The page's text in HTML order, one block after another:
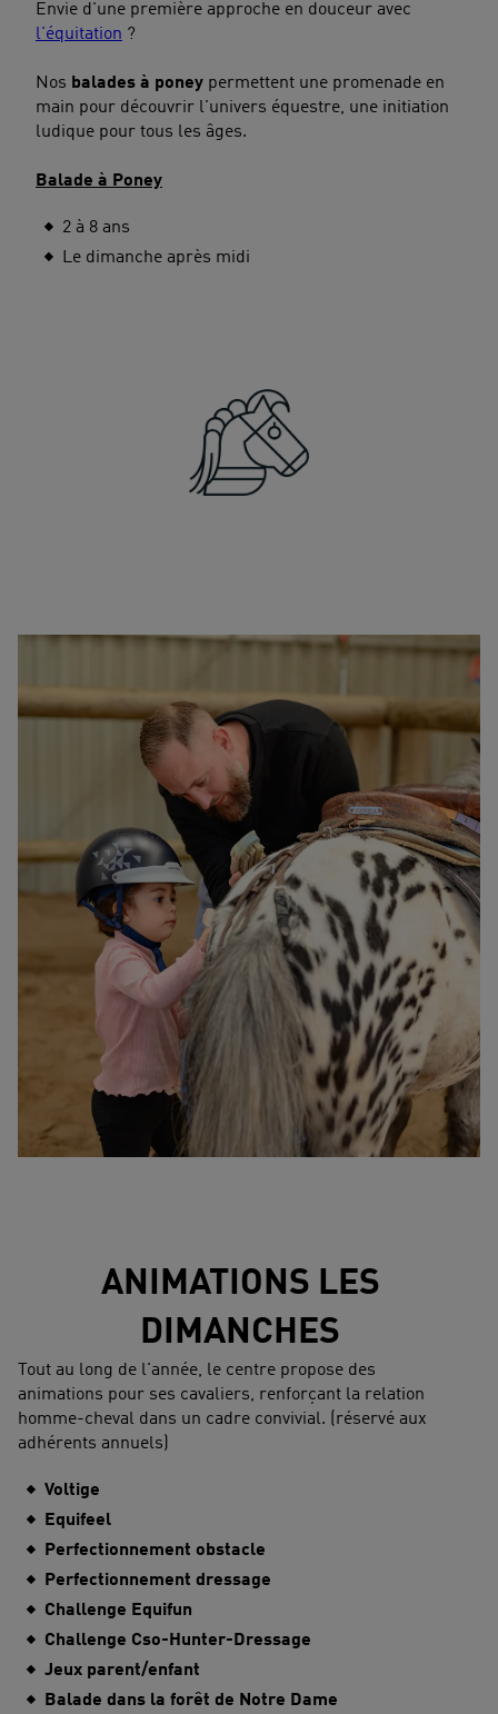
Envie d'une première approche en douceur avec
l'équitation ?
Nos balades à poney permettent une promenade en
main pour découvrir l'univers équestre, une initiation
ludique pour tous les âges.
Balade à Poney
2 à 8 ans
Le dimanche après midi
ANIMATIONS LES
DIMANCHES
Tout au long de l'année, le centre propose des
animations pour ses cavaliers, renforçant la relation
homme-cheval dans un cadre convivial. (réservé aux
adhérents annuels)
Voltige
Equifeel
Perfectionnement obstacle
Perfectionnement dressage
Challenge Equifun
Challenge Cso-Hunter-Dressage
Jeux parent/enfant
Balade dans la forêt de Notre Dame